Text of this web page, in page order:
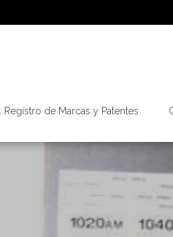
Registro de Marcas y Patentes